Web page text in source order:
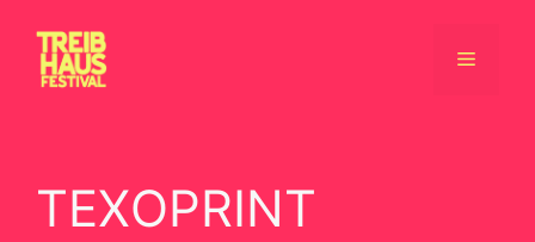
TEXOPRINT